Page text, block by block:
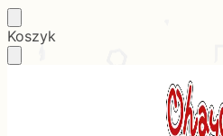
Skip
to
Skip
to
Koszyk